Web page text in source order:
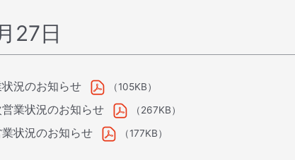
27日
況のお知らせ （105KB）
業状況のお知らせ （267KB）
状況のお知らせ （177KB）